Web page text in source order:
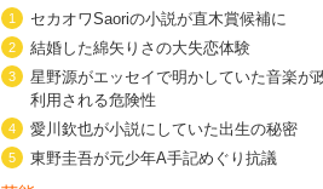
1 セカオワSaoriの小説が直木賞候補に
2 結婚した綿矢りさの大失恋体験
3
星野源がエッセイで明かしていた音楽が
利用される危険性
4 愛川欽也が小説にしていた出生の秘密
5 東野圭吾が元少年A手記めぐり抗議